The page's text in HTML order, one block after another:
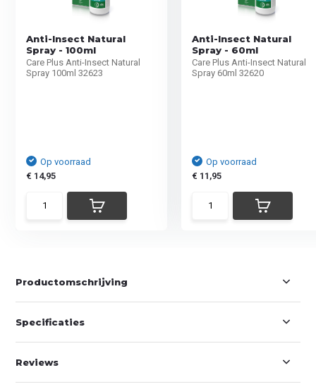
Anti-Insect Natural
Spray - 100ml
Care Plus Anti-Insect Natural
Spray 100ml 32623
Op voorraad
€ 14,95
Anti-Insect Natural
Spray - 60ml
Care Plus Anti-Insect Natural
Spray 60ml 32620
Op voorraad
€ 11,95
Productomschrijving
Specificaties
Reviews